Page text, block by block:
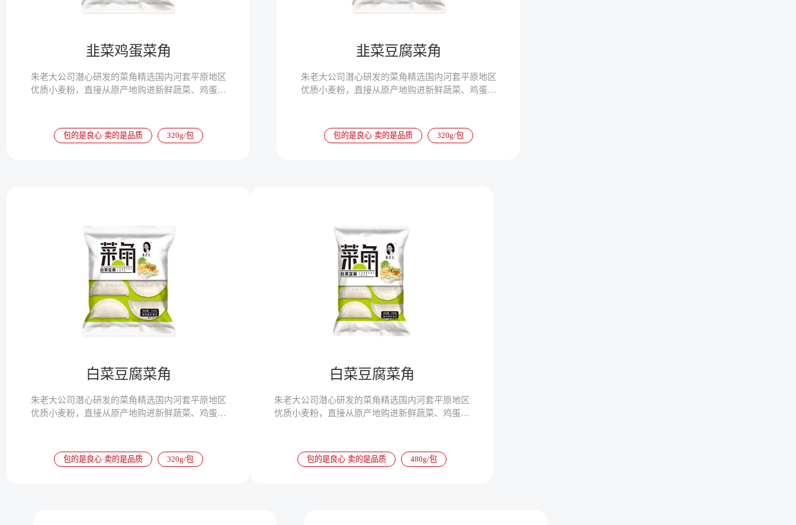
韭菜鸡蛋菜角
朱老大公司潜心研发的菜角精选国内河套平原地区
优质小麦粉，直接从原产地购进新鲜蔬菜、鸡蛋、
包的是良心·卖的是品质 320g/包
韭菜豆腐菜角
朱老大公司潜心研发的菜角精选国内河套平原地区
优质小麦粉，直接从原产地购进新鲜蔬菜、鸡蛋、
包的是良心·卖的是品质 320g/包
白菜豆腐菜角
朱老大公司潜心研发的菜角精选国内河套平原地区
优质小麦粉，直接从原产地购进新鲜蔬菜、鸡蛋、
包的是良心·卖的是品质 320g/包
白菜豆腐菜角
朱老大公司潜心研发的菜角精选国内河套平原地区
优质小麦粉，直接从原产地购进新鲜蔬菜、鸡蛋、
包的是良心·卖的是品质 480g/包